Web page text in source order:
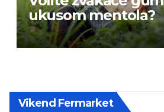
ukusom mentola?
Vikend Fermarket